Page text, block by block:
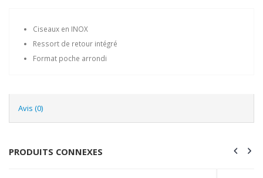
Ciseaux en INOX
Ressort de retour intégré
Format poche arrondi
Avis (0)
PRODUITS CONNEXES